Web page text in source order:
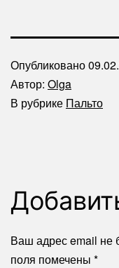
Опубликовано
Автор: Olga
В рубрике Пальто
Ваш адрес email не
поля помечены *